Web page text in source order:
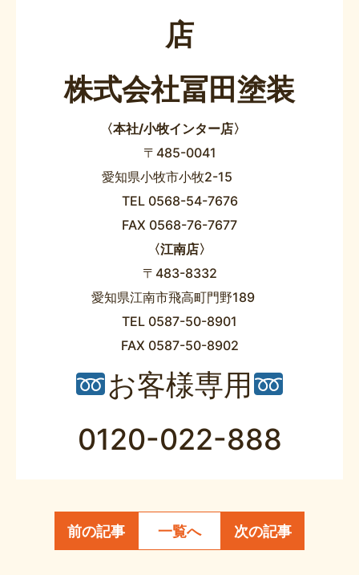
店
株式会社冨田塗装
〈本社/小牧インター店〉
〒485-0041
愛知県小牧市小牧2-15
TEL 0568-54-7676
FAX 0568-76-7677
〈江南店〉
〒483-8332
愛知県江南市飛高町門野189
TEL 0587-50-8901
FAX 0587-50-8902
お客様専用
0120-022-888
前の記事 一覧へ 次の記事